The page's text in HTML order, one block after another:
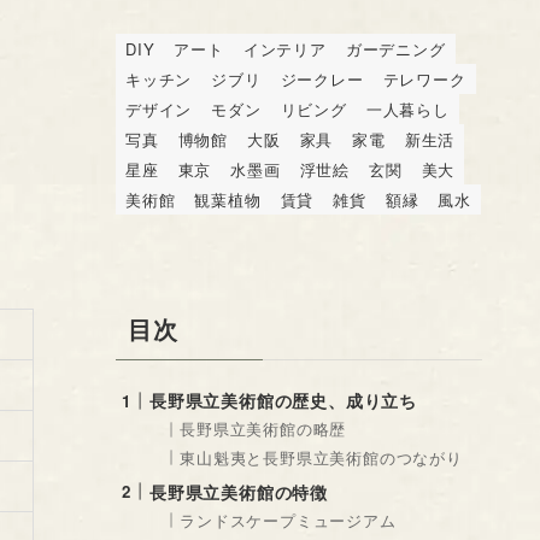
DIY アート インテリア
ガーデニング
キッチン
ジブリ ジークレー
テレワーク
デザイン
モダン リビング
一人暮らし
写真
博物館 大阪 家具 家電
新生活
星座
東京 水墨画 浮世絵 玄関
美大
美術館
観葉植物 賃貸 雑貨 額縁 風水
目次
長野県立美術館の歴史、成り立ち
長野県立美術館の略歴
東山魁夷と長野県立美術館のつながり
長野県立美術館の特徴
ランドスケープミュージアム